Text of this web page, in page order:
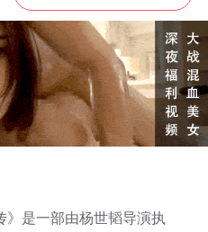
》是一部由杨世韬导演执